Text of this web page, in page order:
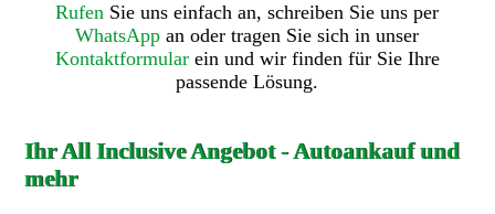
Rufen Sie uns einfach an, schreiben Sie uns per
WhatsApp an oder tragen Sie sich in unser
Kontaktformularein und wir finden für Sie Ihre
passende Lösung.
Ihr All Inclusive Angebot - Autoankauf und
mehr